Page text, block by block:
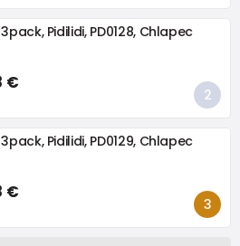
Pidilidi, PD0128, Chlapec
€
Pidilidi, PD0129, Chlapec
€